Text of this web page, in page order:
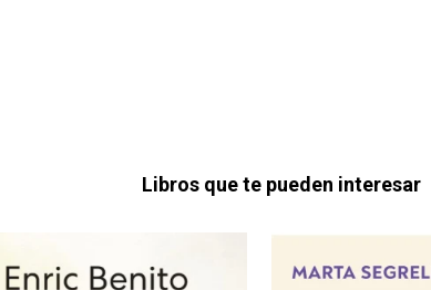
Libros que te pueden interesar